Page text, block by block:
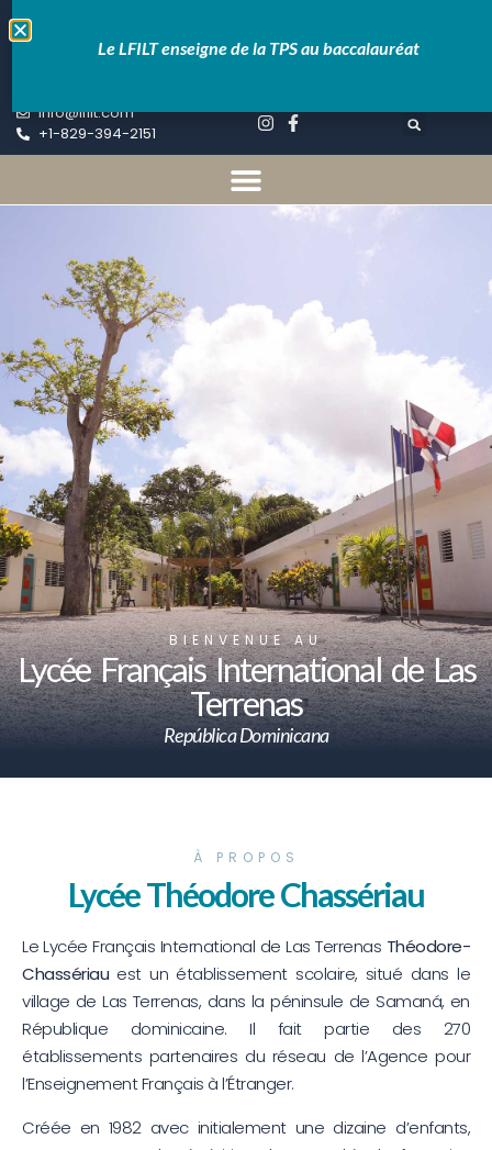
EducartablePronote
info@lfilt.com
+1-829-394-2151
BIENVENUE AU
Lycée Français International de Las
Terrenas
República Dominicana
À PROPOS
Lycée Théodore Chassériau
Le Lycée Français International de Las Terrenas Théodore-
Chassériau est un établissement scolaire, situé dans le
village de Las Terrenas, dans la péninsule de Samaná, en
République dominicaine. Il fait partie des 270
établissements partenaires du réseau de l’Agence pour
l’Enseignement Français à l’Étranger.
Créée en 1982 avec initialement une dizaine d’enfants,
Le LFILT enseigne de la TPS au baccalauréat